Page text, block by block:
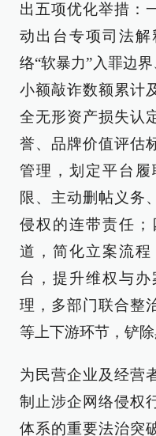
出五项优化举措：
动出台专项司法
络“软暴力”入罪边
小额敲诈数额累计
全无形资产损失认
誉、品牌价值评估
管理，划定平台
限、主动删帖义务
侵权的连带责任
道，简化立案流
台，提升维权与
理，多部门联合整
等上下游环节，铲除
为民营企业及经营
制止涉企网络侵权
体系的重要法治突